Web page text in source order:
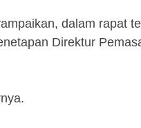
dalam rapat
Direktur